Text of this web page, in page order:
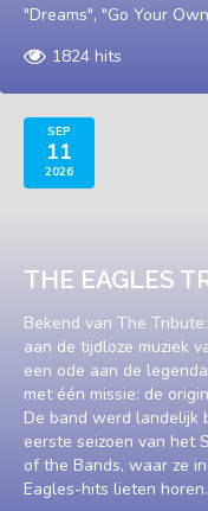
"Dreams", "Go Your
1824 hits
SEP
11
2026
THE EAGLES
Bekend van The
aan de tijdloze muziek
een ode aan de
met één missie: de
De band werd landelijk
eerste seizoen van het
of the Bands, waar ze
Eagles-hits lieten horen.